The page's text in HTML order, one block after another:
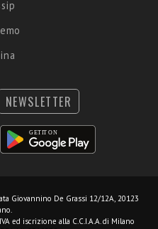
NEWSLETTER
Giovannino De Grassi 12/12A, 20123
ed iscrizione alla C.C.I.A.A. di Milano